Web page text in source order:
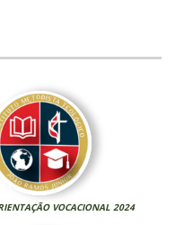
VOCACIONAL 2024